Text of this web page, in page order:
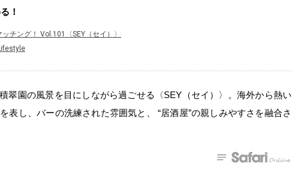
！
チング！ Vol.101〈SEY（セイ）〉
翠園の風景を目にしながら過ごせる〈SEY（セイ）〉。海外から熱い
表し、バーの洗練された雰囲気と、 “居酒屋”の親しみやすさを融合さ